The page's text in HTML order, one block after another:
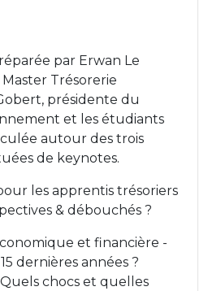
par Erwan Le
Trésorerie
présidente du
et les étudiants
autour des trois
de keynotes.
les apprentis trésoriers
& débouchés ?
et financière -
dernières années ?
chocs et quelles